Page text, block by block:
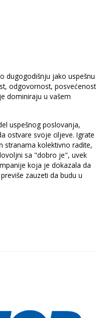
dugogodišnju jako uspešnu
odgovornost, posvećenost
dominiraju u vašem
uspešnog poslovanja,
ostvare svoje ciljeve. Igrate
stranama kolektivno radite,
sa "dobro je", uvek
koja je dokazala da
zauzeti da budu u